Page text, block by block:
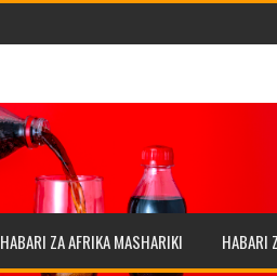
HABARI ZA AFRIKA MASHARIKI HABARI